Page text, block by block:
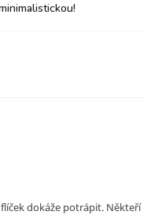
dokáže potrápit. Někteří